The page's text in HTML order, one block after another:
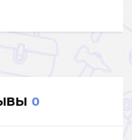
0